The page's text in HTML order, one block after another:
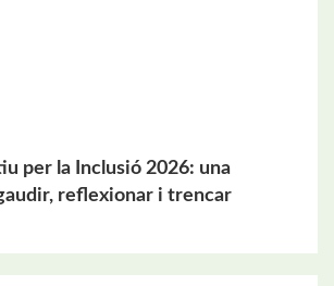
per la Inclusió 2026: una
reflexionar i trencar